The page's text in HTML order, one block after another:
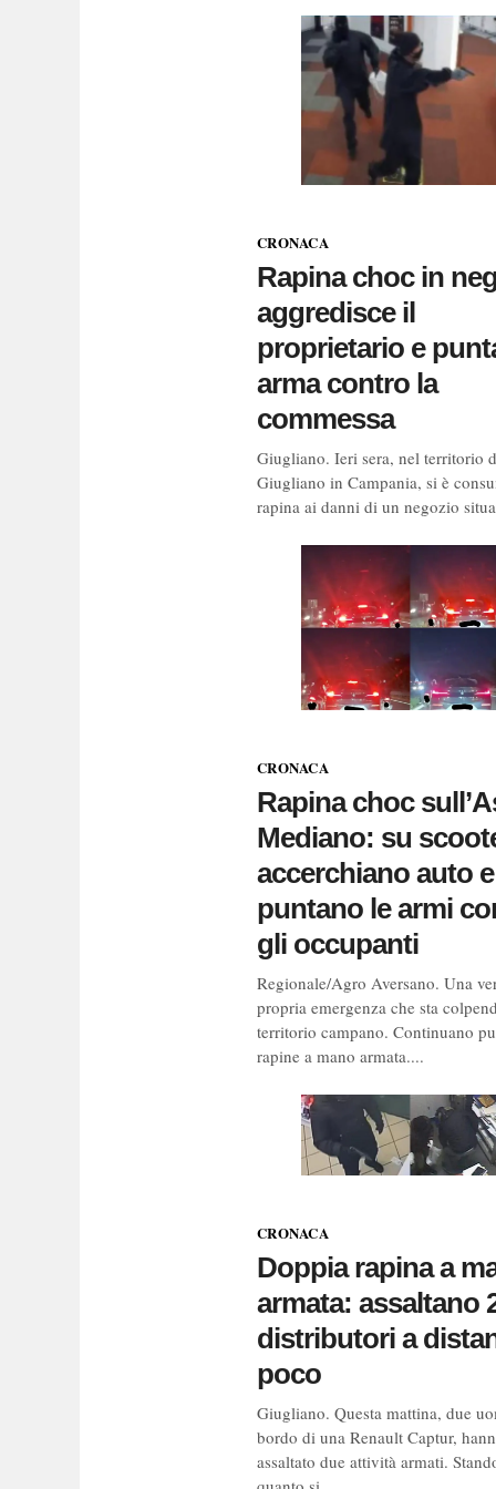
CRONACA
Rapina choc in
aggredisce il
proprietario e
arma contro la
commessa
Giugliano. Ieri sera, nel territorio
Giugliano in Campania, si è
rapina ai danni di un negozio
CRONACA
Rapina choc
Mediano: su
accerchiano auto e
puntano le armi
gli occupanti
Regionale/Agro Aversano. Una
propria emergenza che sta
territorio campano. Continuano
rapine a mano armata....
CRONACA
Doppia rapina a
armata: assaltano
distributori a
poco
Giugliano. Questa mattina, due
bordo di una Renault Captur,
assaltato due attività armati.